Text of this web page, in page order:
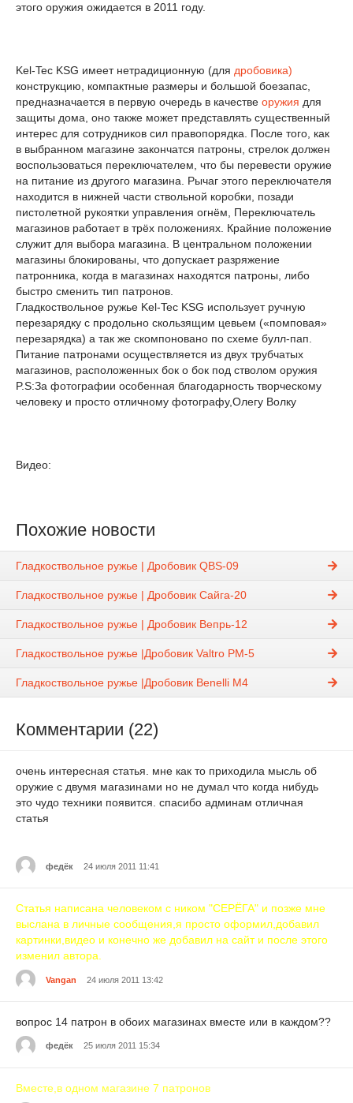
этого оружия ожидается в 2011 году.
Kel-Tec KSG имеет нетрадиционную (для дробовика)
конструкцию, компактные размеры и большой боезапас,
предназначается в первую очередь в качестве оружия для
защиты дома, оно также может представлять существенный
интерес для сотрудников сил правопорядка. После того, как
в выбранном магазине закончатся патроны, стрелок должен
воспользоваться переключателем, что бы перевести оружие
на питание из другого магазина. Рычаг этого переключателя
находится в нижней части ствольной коробки, позади
пистолетной рукоятки управления огнём, Переключатель
магазинов работает в трёх положениях. Крайние положение
служит для выбора магазина. В центральном положении
магазины блокированы, что допускает разряжение
патронника, когда в магазинах находятся патроны, либо
быстро сменить тип патронов.
Гладкоствольное ружье Kel-Tec KSG использует ручную
перезарядку с продольно скользящим цевьем («помповая»
перезарядка) а так же скомпоновано по схеме булл-пап.
Питание патронами осуществляется из двух трубчатых
магазинов, расположенных бок о бок под стволом оружия
P.S:За фотографии особенная благодарность творческому
человеку и просто отличному фотографу,Олегу Волку
Видео:
Похожие новости
Гладкоствольное ружье | Дробовик QBS-09
Гладкоствольное ружье | Дробовик Сайга-20
Гладкоствольное ружье | Дробовик Вепрь-12
Гладкоствольное ружье |Дробовик Valtro PM-5
Гладкоствольное ружье |Дробовик Benelli M4
Комментарии (22)
очень интересная статья. мне как то приходила мысль об
оружие с двумя магазинами но не думал что когда нибудь
это чудо техники появится. спасибо админам отличная
статья
федёк 24 июля 2011 11:41
Статья написана человеком с ником "СЕРЁГА" и позже мне
выслана в личные сообщения,я просто оформил,добавил
картинки,видео и конечно же добавил на сайт и после этого
изменил автора.
Vangan 24 июля 2011 13:42
вопрос 14 патрон в обоих магазинах вместе или в каждом??
федёк 25 июля 2011 15:34
Вместе,в одном магазине 7 патронов